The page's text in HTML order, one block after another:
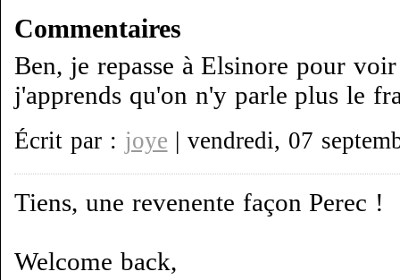
Commentaires
Ben, je repasse à Elsinore pour
j'apprends qu'on n'y parle plus le
Écrit par : joye | vendredi, 07
Tiens, une revenente façon Perec !
Welcome back,